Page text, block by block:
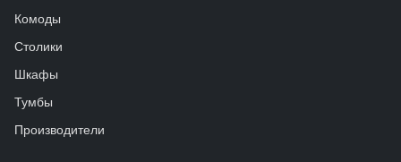
Комоды
Столики
Шкафы
Тумбы
Производители